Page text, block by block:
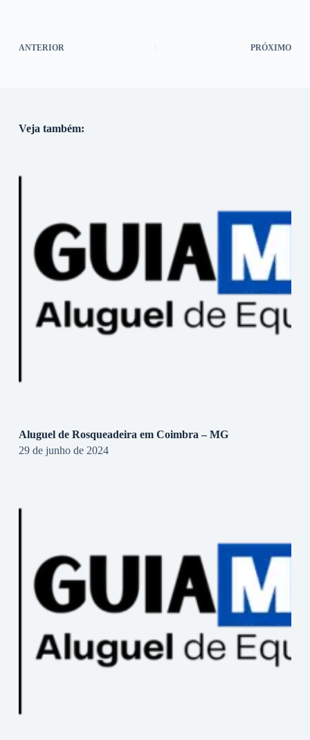
ANTERIOR PRÓXIMO
Veja também:
Aluguel de Rosqueadeira em Coimbra – MG
29 de junho de 2024